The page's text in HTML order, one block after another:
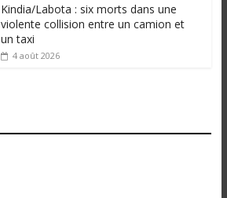
Kindia/Labota : six morts dans une
violente collision entre un camion et
un taxi
4 août 2026